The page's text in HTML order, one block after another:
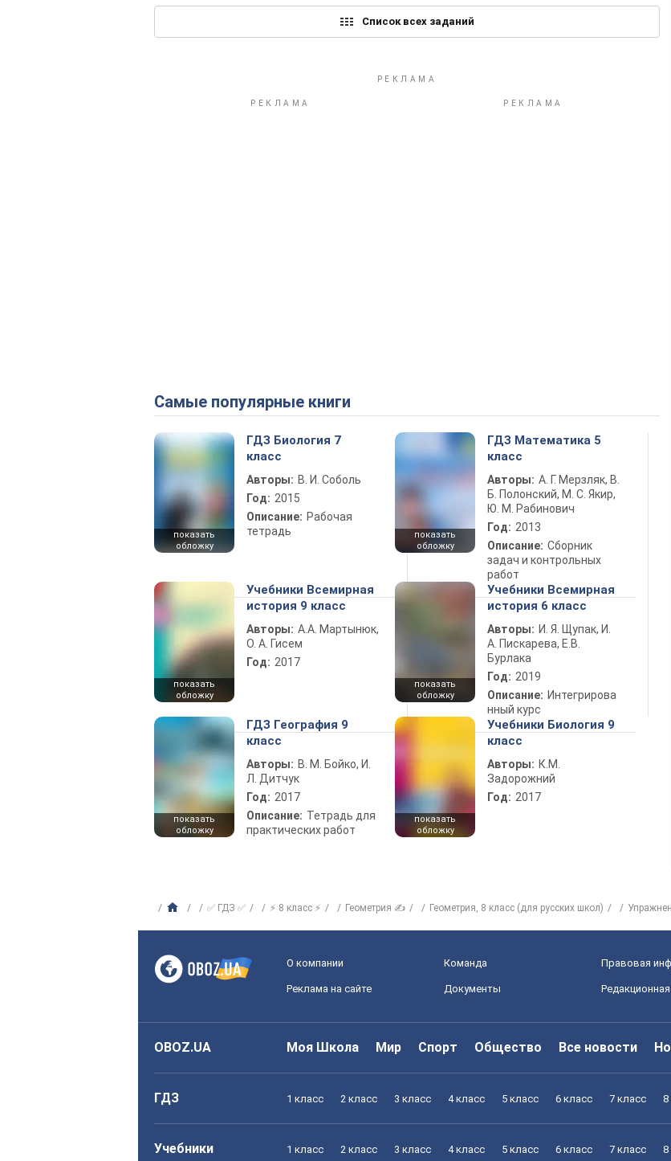
Список всех заданий
Самые популярные книги
показать
обложку
ГДЗ Биология 7
класс
Авторы: В. И. Соболь
Год: 2015
Описание: Рабочая
тетрадь
показать
обложку
ГДЗ Математика 5
класс
Авторы: А. Г. Мерзляк, В.
Б. Полонский, М. С. Якир,
Ю. М. Рабинович
Год: 2013
Описание: Сборник
задач и контрольных
работ
показать
обложку
Учебники Всемирная
история 9 класс
Авторы: А.А. Мартынюк,
О. А. Гисем
Год: 2017
показать
обложку
Учебники Всемирная
история 6 класс
Авторы: И. Я. Щупак, И.
А. Пискарева, Е.В.
Бурлака
Год: 2019
Описание: Интегрирова
нный курс
показать
обложку
ГДЗ География 9
класс
Авторы: В. М. Бойко, И.
Л. Дитчук
Год: 2017
Описание: Тетрадь для
практических работ
показать
обложку
Учебники Биология 9
класс
Авторы: К.М.
Задорожний
Год: 2017
✅ ГДЗ ✅ ⚡ 8 класс ⚡ Геометрия ✍ Геометрия, 8 класс (для русских школ)
О компании Команда Правовая
Реклама на сайте Документы
OBOZ.UA Моя Школа Мир Спорт Общество Все новости
ГДЗ 1 класс 2 класс 3 класс 4 класс 5 класс 6 класс 7 класс 8
Учебники 1 класс 2 класс 3 класс 4 класс 5 класс 6 класс 7 класс 8